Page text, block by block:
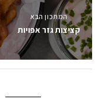
המתכון הבא
קציצות גזר אפויות